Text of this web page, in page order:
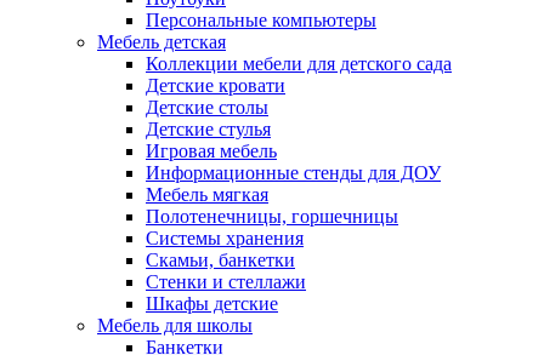
Персональные компьютеры
Мебель детская
Коллекции мебели для детского сада
Детские кровати
Детские столы
Детские стулья
Игровая мебель
Информационные стенды для ДОУ
Мебель мягкая
Полотенечницы, горшечницы
Системы хранения
Скамьи, банкетки
Стенки и стеллажи
Шкафы детские
Мебель для школы
Банкетки